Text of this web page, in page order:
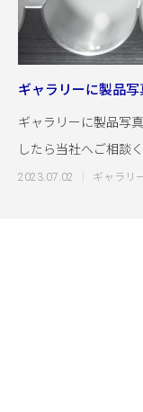
ギャラリーに製品
ギャラリーに製品写
したら当社へご相談
2023.07.02 ギャラリ